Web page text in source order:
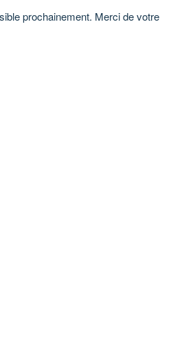
prochainement. Merci de votre